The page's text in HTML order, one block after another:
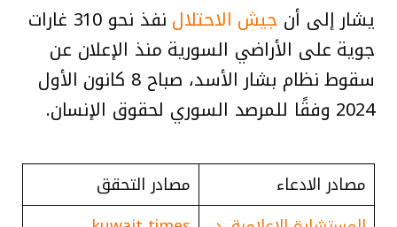
يشار إلى أن جيش الاحتلال
نفذ نحو 310 غارات
جوية على الأراضي السورية منذ الإعلان عن
سقوط نظام بشار الأسد، صباح 8 كانون الأول
2024 وفقًا للمرصد السوري لحقوق الإنسان.
مصادر الادعاء
مصادر التحقق